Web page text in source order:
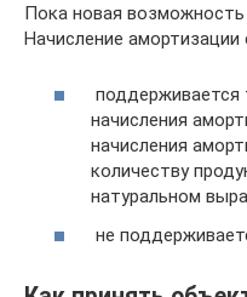
Пока новая возможность
Начисление
поддерживается
начисления
начисления
количеству
натуральном
не